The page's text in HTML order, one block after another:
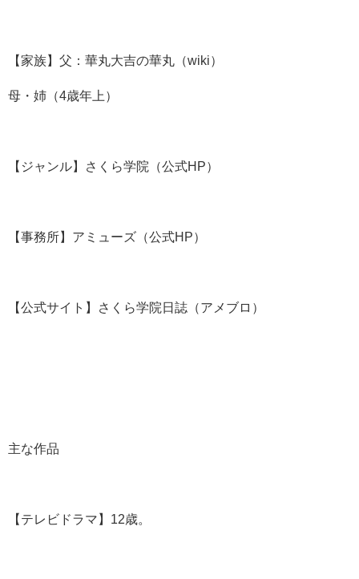
【家族】父：華丸大吉の華丸（wiki）
母・姉（4歳年上）
【ジャンル】さくら学院（公式HP）
【事務所】アミューズ（公式HP）
【公式サイト】さくら学院日誌（アメブロ）
主な作品
【テレビドラマ】12歳。